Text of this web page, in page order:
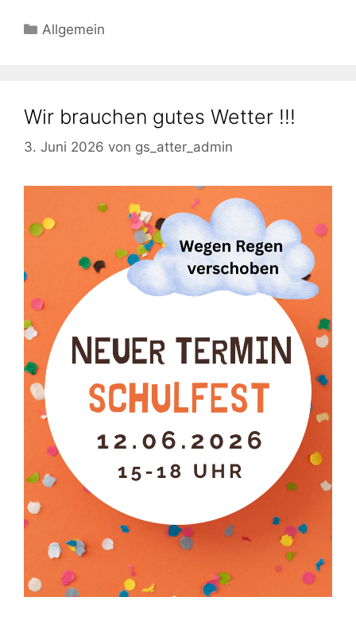
Kategorien
Allgemein
Wir brauchen gutes Wetter !!!
3. Juni 2026 von gs_atter_admin